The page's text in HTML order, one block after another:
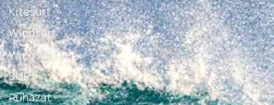
Kitesurf
Windsurf
Wingsurf
SUP
Ruházat